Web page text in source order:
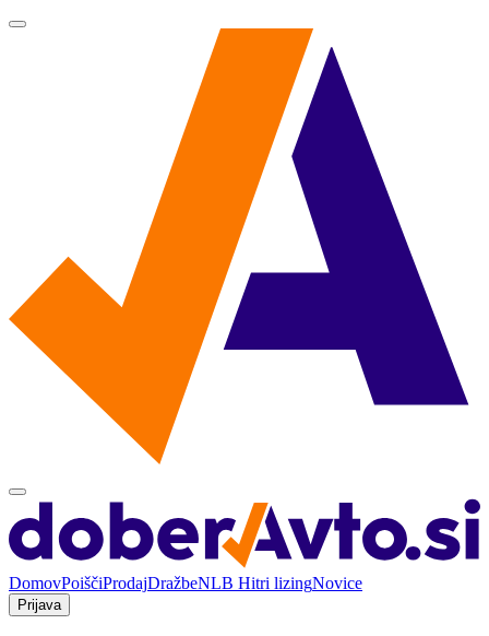
DomovPoiščiProdajDražbeNLB Hitri lizingNovice
Prijava